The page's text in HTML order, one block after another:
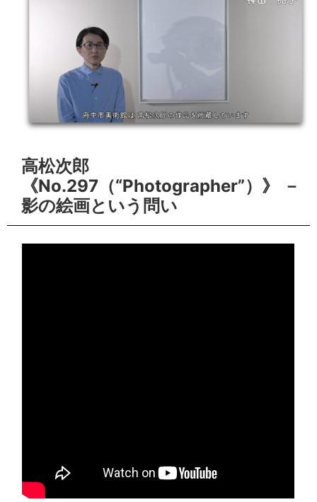
高松次郎
《No.297（“Photographer”）》 －
影の絵画という問い